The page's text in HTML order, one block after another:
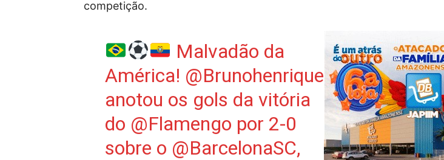
competição.
Malvadão da
América! @Brunohenrique
anotou os gols da vitória
do @Flamengo por 2-0
sobre o @BarcelonaSC,